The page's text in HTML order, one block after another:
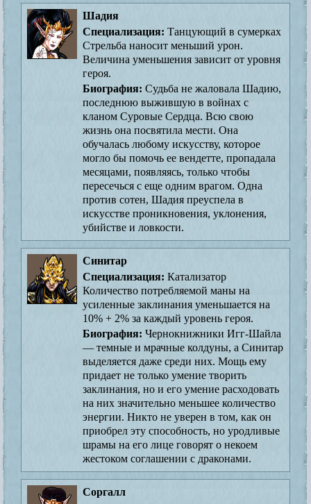
Шадия
Специализация: Танцующий в сумерках
Стрельба наносит меньший урон.
Величина уменьшения зависит от уровня
героя.
Биография: Судьба не жаловала Шадию,
последнюю выжившую в войнах с
кланом Суровые Сердца. Всю свою
жизнь она посвятила мести. Она
обучалась любому искусству, которое
могло бы помочь ее вендетте, пропадала
месяцами, появляясь, только чтобы
пересечься с еще одним врагом. Одна
против сотен, Шадия преуспела в
искусстве проникновения, уклонения,
убийстве и ловкости.
Синитар
Специализация: Катализатор
Количество потребляемой маны на
усиленные заклинания уменьшается на
10% + 2% за каждый уровень героя.
Биография: Чернокнижники Игг-Шайла
— темные и мрачные колдуны, а Синитар
выделяется даже среди них. Мощь ему
придает не только умение творить
заклинания, но и его умение расходовать
на них значительно меньшее количество
энергии. Никто не уверен в том, как он
приобрел эту способность, но уродливые
шрамы на его лице говорят о некоем
жестоком соглашении с драконами.
Соргалл